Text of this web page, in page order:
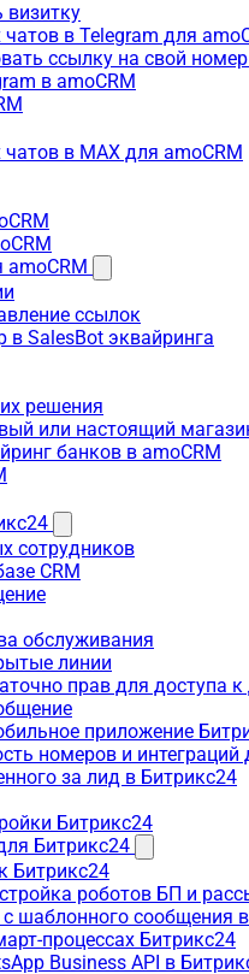
визитку
в Telegram для
ссылку на свой
в amoCRM
в MAX для amoCRM
amoCRM
ссылок
в SalesBot эквайринга
решения
или настоящий
банков в amoCRM
сотрудников
CRM
обслуживания
линии
прав для доступа
приложение
номеров и
за лид в Битрикс24
Битрикс24
Битрикс24
Битрикс24
роботов БП и
шаблонного сообщения
процессах Битрикс24
Business API в